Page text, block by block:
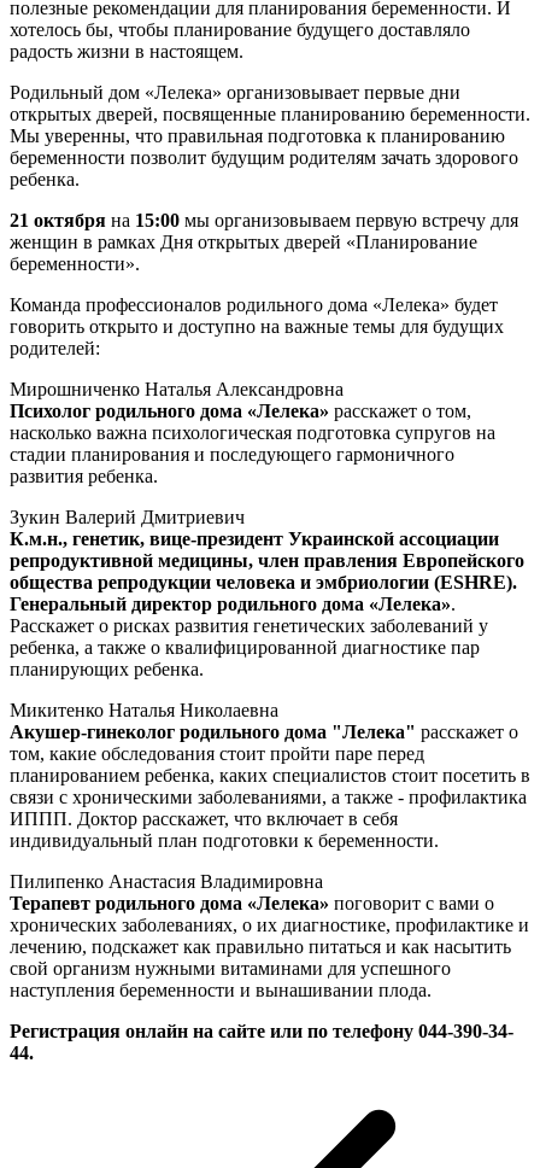
полезные рекомендации для планирования беременности. И
хотелось бы, чтобы планирование будущего доставляло
радость жизни в настоящем.
Родильный дом «Лелека» организовывает первые дни
открытых дверей, посвященные планированию беременности.
Мы уверенны, что правильная подготовка к планированию
беременности позволит будущим родителям зачать здорового
ребенка.
21 октября на 15:00 мы организовываем первую встречу для
женщин в рамках Дня открытых дверей «Планирование
беременности».
Команда профессионалов родильного дома «Лелека» будет
говорить открыто и доступно на важные темы для будущих
родителей:
Мирошниченко Наталья Александровна
Психолог родильного дома «Лелека» расскажет о том,
насколько важна психологическая подготовка супругов на
стадии планирования и последующего гармоничного
развития ребенка.
Зукин Валерий Дмитриевич
К.м.н., генетик, вице-президент Украинской ассоциации
репродуктивной медицины, член правления Европейского
общества репродукции человека и эмбриологии (ESHRE).
Генеральный директор родильного дома «Лелека».
Расскажет о рисках развития генетических заболеваний у
ребенка, а также о квалифицированной диагностике пар
планирующих ребенка.
Микитенко Наталья Николаевна
Акушер-гинеколог родильного дома "Лелека" расскажет о
том, какие обследования стоит пройти паре перед
планированием ребенка, каких специалистов стоит посетить в
связи с хроническими заболеваниями, а также - профилактика
ИППП. Доктор расскажет, что включает в себя
индивидуальный план подготовки к беременности.
Пилипенко Анастасия Владимировна
Терапевт родильного дома «Лелека» поговорит с вами о
хронических заболеваниях, о их диагностике, профилактике и
лечению, подскажет как правильно питаться и как насытить
свой организм нужными витаминами для успешного
наступления беременности и вынашивании плода.
Регистрация онлайн на сайте или по телефону 044-390-34-
44.